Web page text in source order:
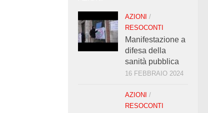
AZIONI /
RESOCONTI
Manifestazione a
difesa della
sanità pubblica
16 FEBBRAIO 2024
AZIONI /
RESOCONTI